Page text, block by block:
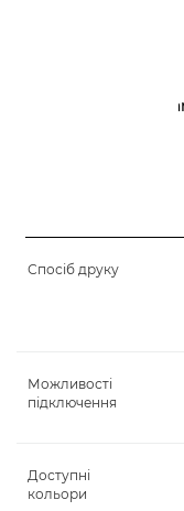
Спосіб друку
Можливості
підключення
Доступні
кольори